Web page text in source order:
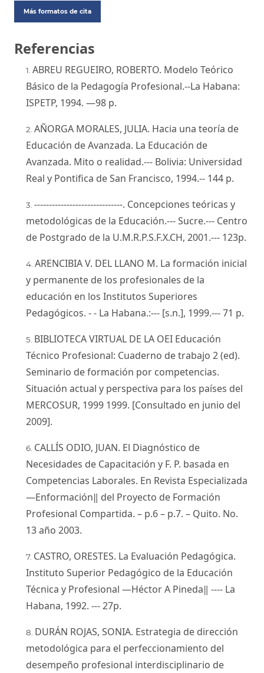
Más formatos de cita
Referencias
ABREU REGUEIRO, ROBERTO. Modelo Teórico
Básico de la Pedagogía Profesional.--La Habana:
ISPETP, 1994. —98 p.
AÑORGA MORALES, JULIA. Hacia una teoría de
Educación de Avanzada. La Educación de
Avanzada. Mito o realidad.--- Bolivia: Universidad
Real y Pontifica de San Francisco, 1994.-- 144 p.
------------------------------. Concepciones teóricas y
metodológicas de la Educación.--- Sucre.--- Centro
de Postgrado de la U.M.R.P.S.F.X.CH, 2001.--- 123p.
ARENCIBIA V. DEL LLANO M. La formación inicial
y permanente de los profesionales de la
educación en los Institutos Superiores
Pedagógicos. - - La Habana.:--- [s.n.], 1999.--- 71 p.
BIBLIOTECA VIRTUAL DE LA OEI Educación
Técnico Profesional: Cuaderno de trabajo 2 (ed).
Seminario de formación por competencias.
Situación actual y perspectiva para los países del
MERCOSUR, 1999 1999. [Consultado en junio del
2009].
CALLÍS ODIO, JUAN. El Diagnóstico de
Necesidades de Capacitación y F. P. basada en
Competencias Laborales. En Revista Especializada
―Enformación‖ del Proyecto de Formación
Profesional Compartida. – p.6 – p.7. – Quito. No.
13 año 2003.
CASTRO, ORESTES. La Evaluación Pedagógica.
Instituto Superior Pedagógico de la Educación
Técnica y Profesional ―Héctor A Pineda‖ ---- La
Habana, 1992. --- 27p.
DURÁN ROJAS, SONIA. Estrategia de dirección
metodológica para el perfeccionamiento del
desempeño profesional interdisciplinario de